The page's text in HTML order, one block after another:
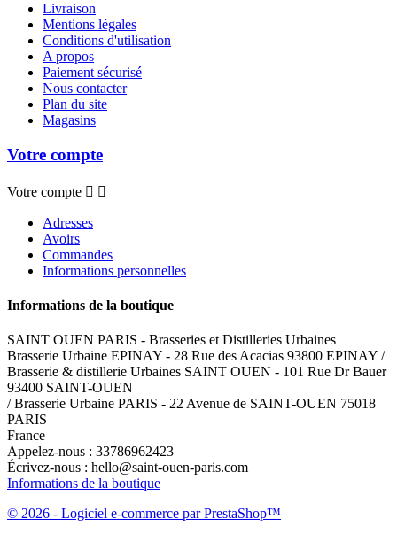
Livraison
Mentions légales
Conditions d'utilisation
A propos
Paiement sécurisé
Nous contacter
Plan du site
Magasins
Votre compte
Votre compte  
Adresses
Avoirs
Commandes
Informations personnelles
Informations de la boutique
SAINT OUEN PARIS - Brasseries et Distilleries Urbaines
Brasserie Urbaine EPINAY - 28 Rue des Acacias 93800 EPINAY /
Brasserie & distillerie Urbaines SAINT OUEN - 101 Rue Dr Bauer
93400 SAINT-OUEN
/ Brasserie Urbaine PARIS - 22 Avenue de SAINT-OUEN 75018
PARIS
France
Appelez-nous : 33786962423
Écrivez-nous : hello@saint-ouen-paris.com
Informations de la boutique
© 2026 - Logiciel e-commerce par PrestaShop™